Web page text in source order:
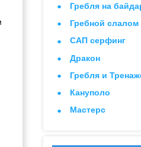
Гребля на
Гребной слалом
САП серфинг
Дракон
Гребля и
Кануполо
Мастерс